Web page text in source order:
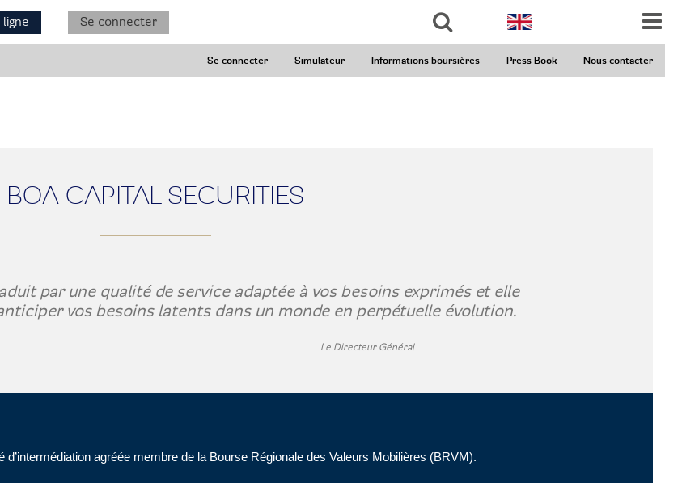
Se connecter
Se connecter
Simulateur Informations boursières Press Book Nous contacter
BOA CAPITAL SECURITIES
par une qualité de service adaptée à vos besoins exprimés et elle
vos besoins latents dans un monde en perpétuelle évolution.
Le Directeur Général
agréée membre de la Bourse Régionale des Valeurs Mobilières (BRVM).